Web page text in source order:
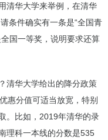
清华大学来举例，在清华
条件确实有一条是“全国青
国一等奖，说明要求还算
清华大学给出的降分政策
惠分值可适当放宽，特别
。比如，2019年清华的录
理科一本线的分数是535